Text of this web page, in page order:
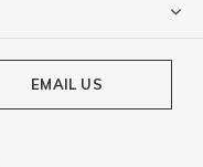
EMAIL US